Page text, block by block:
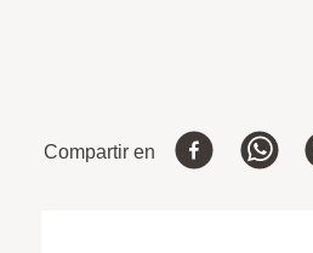
Compartir en